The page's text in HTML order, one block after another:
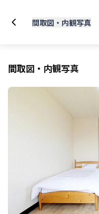
間取図・内観写真
間取図・内観写真